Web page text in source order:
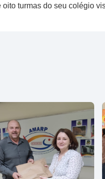
turmas do seu colégio